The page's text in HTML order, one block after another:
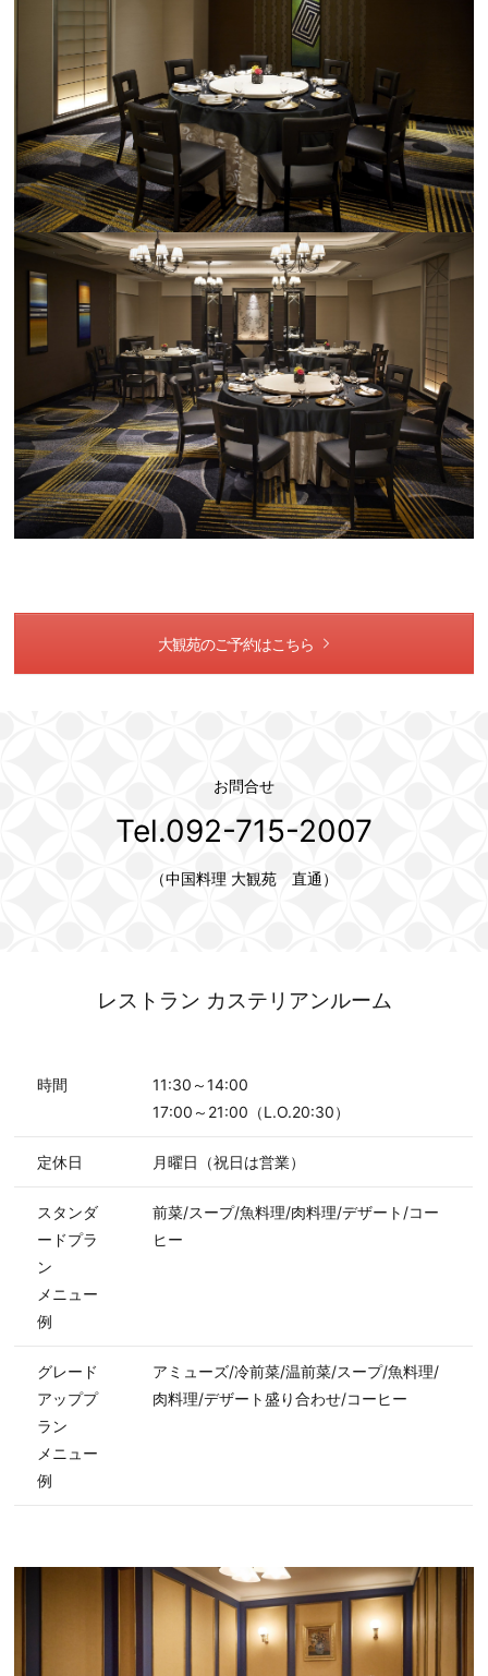
大観苑のご予約はこちら
お問合せ
Tel.092-715-2007
（中国料理 大観苑 直通）
レストラン カステリアンルーム
時間
11:30～14:00
17:00～21:00（L.O.20:30）
定休日 月曜日（祝日は営業）
スタンダ
ードプラ
ン
メニュー
例
前菜/スープ/魚料理/肉料理/デザート/コー
ヒー
グレード
アッププ
ラン
メニュー
例
アミューズ/冷前菜/温前菜/スープ/魚料理/
肉料理/デザート盛り合わせ/コーヒー